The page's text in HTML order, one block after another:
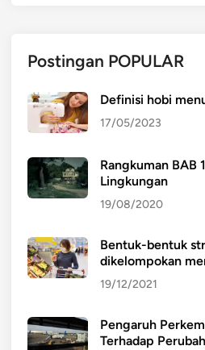
Postingan POPULAR
Definisi hobi
17/05/2023
Rangkuman BAB
Lingkungan
19/08/2020
Bentuk-bentuk
dikelompokan
19/12/2021
Pengaruh
Terhadap